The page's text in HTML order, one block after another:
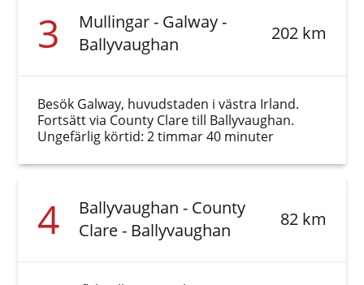
3
Mullingar - Galway -
Ballyvaughan
202 km
Besök Galway, huvudstaden i västra Irland.
Fortsätt via County Clare till Ballyvaughan.
Ungefärlig körtid: 2 timmar 40 minuter
4
Ballyvaughan - County
Clare - Ballyvaughan
82 km